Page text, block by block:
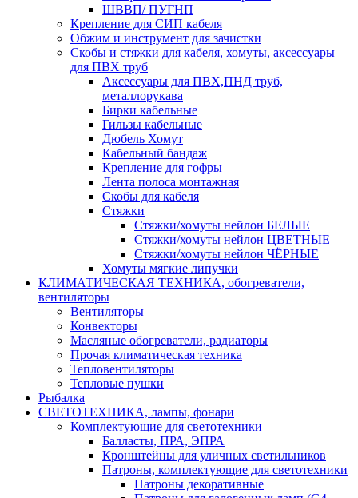
ШВВП/ ПУГНП
Крепление для СИП кабеля
Обжим и инструмент для зачистки
Скобы и стяжки для кабеля, хомуты, аксессуары
для ПВХ труб
Аксессуары для ПВХ,ПНД труб,
металлорукава
Бирки кабельные
Гильзы кабельные
Дюбель Хомут
Кабельный бандаж
Крепление для гофры
Лента полоса монтажная
Скобы для кабеля
Стяжки
Стяжки/хомуты нейлон БЕЛЫЕ
Стяжки/хомуты нейлон ЦВЕТНЫЕ
Стяжки/хомуты нейлон ЧЁРНЫЕ
Хомуты мягкие липучки
КЛИМАТИЧЕСКАЯ ТЕХНИКА, обогреватели,
вентиляторы
Вентиляторы
Конвекторы
Масляные обогреватели, радиаторы
Прочая климатическая техника
Тепловентиляторы
Тепловые пушки
Рыбалка
СВЕТОТЕХНИКА, лампы, фонари
Комплектующие для светотехники
Балласты, ПРА, ЭПРА
Кронштейны для уличных светильников
Патроны, комплектующие для светотехники
Патроны декоративные